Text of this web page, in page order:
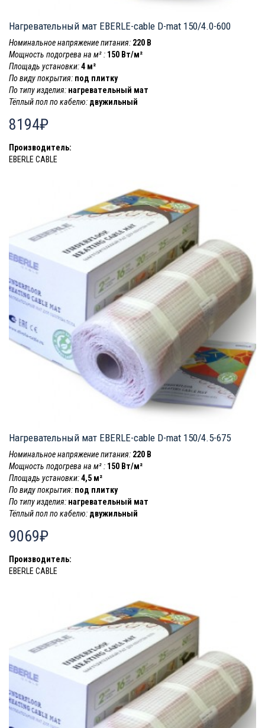
Нагревательный мат EBERLE-cable D-mat 150/4.0-600
Номинальное напряжение питания: 220 В
Мощность подогрева на м² : 150 Вт/м²
Площадь установки:4 м²
По виду покрытия: под плитку
По типу изделия: нагревательный мат
Тёплый пол по кабелю: двужильный
8194₽
Производитель:
EBERLE CABLE
Нагревательный мат EBERLE-cable D-mat 150/4.5-675
Номинальное напряжение питания: 220 В
Мощность подогрева на м² : 150 Вт/м²
Площадь установки:4,5 м²
По виду покрытия: под плитку
По типу изделия: нагревательный мат
Тёплый пол по кабелю: двужильный
9069₽
Производитель:
EBERLE CABLE